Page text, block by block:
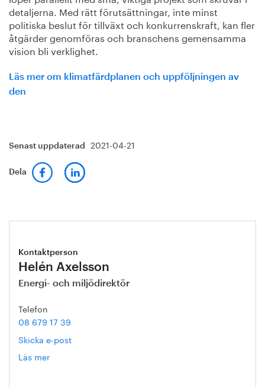
detaljerna. Med rätt förutsättningar, inte minst
politiska beslut för tillväxt och konkurrenskraft, kan fler
åtgärder genomföras och branschens gemensamma
vision bli verklighet.
Läs mer om klimatfärdplanen och uppföljningen av
den
Senast uppdaterad 2021-04-21
Dela
Kontaktperson
Helén Axelsson
Energi- och miljödirektör
Telefon
08 679 17 39
Skicka e-post
Läs mer